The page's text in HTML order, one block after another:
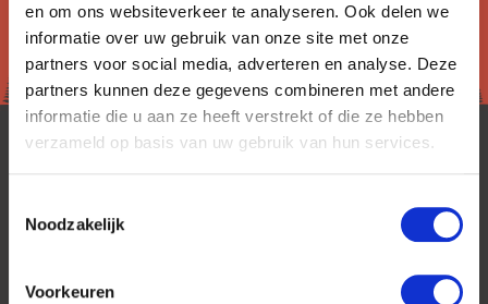
en om ons websiteverkeer te analyseren. Ook delen we
informatie over uw gebruik van onze site met onze
partners voor social media, adverteren en analyse. Deze
partners kunnen deze gegevens combineren met andere
informatie die u aan ze heeft verstrekt of die ze hebben
verzameld op basis van uw gebruik van hun services.
Noodzakelijk
VoorkeurenCanadaPlus is al 25 jaar toonaangevend op de